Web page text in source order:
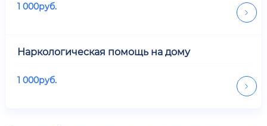
1 000руб.
Наркологическая помощь на дому
1 000руб.